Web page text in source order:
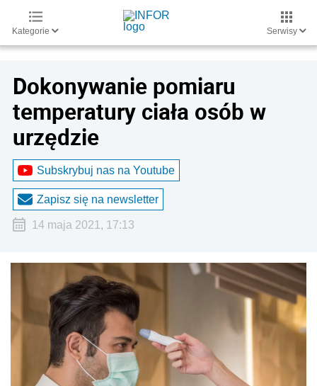
Kategorie Serwisy
Dokonywanie pomiaru
temperatury ciała osób w
urzędzie
Subskrybuj nas na Youtube
Zapisz się na newsletter
14 maja 2021, 17:13